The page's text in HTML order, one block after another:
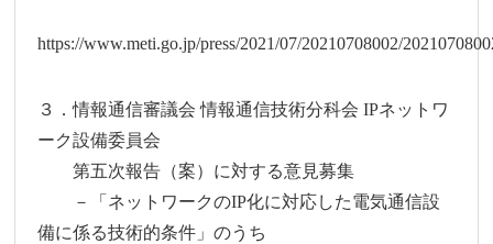
https://www.meti.go.jp/press/2021/07/20210708002/
３．情報通信審議会 情報通信技術分科会 IPネットワ
ーク設備委員会
第五次報告（案）に対する意見募集
－「ネットワークのIP化に対応した電気通信設
備に係る技術的条件」のうち